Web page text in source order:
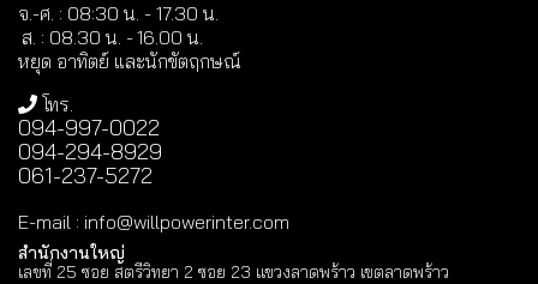
จ.-ศ. : 08:30 น. - 17.30 น.
ส. : 08.30 น. -16.00 น.
หยุด อาทิตย์ และนักขัตฤกษณ์
โทร.
094-997-0022
094-294-8929
061-237-5272
E-mail : info@willpowerinter.com
สำนักงานใหญ่
เลขที่ 25 ซอย สตรีวิทยา 2 ซอย 23 แขวงลาดพร้าว เขตลาดพร้าว